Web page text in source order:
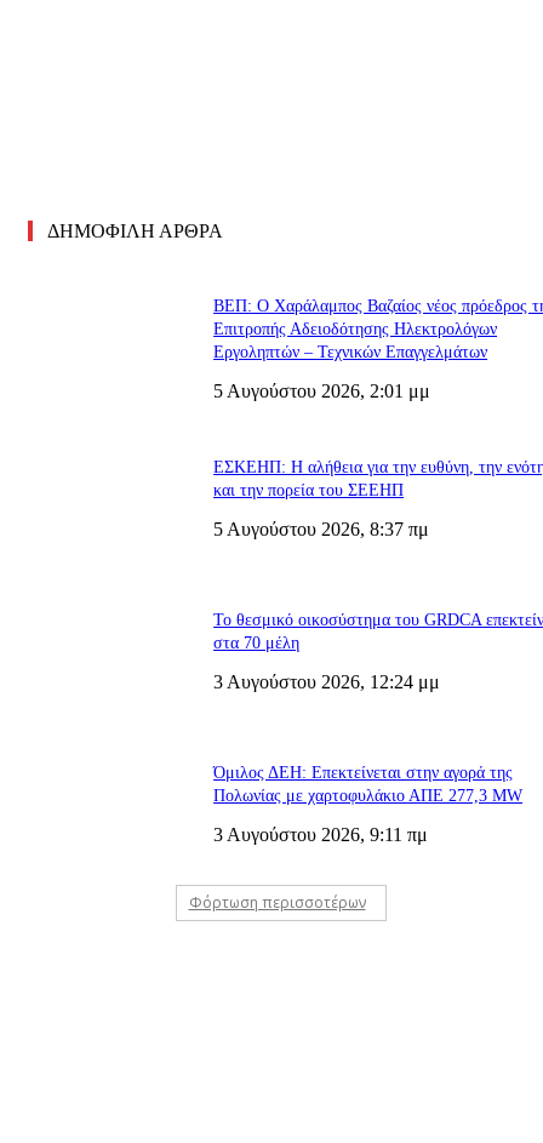
ΔΗΜΟΦΙΛΗ ΑΡΘΡΑ
ΒΕΠ: Ο Χαράλαμπος Βαζαίος νέος πρόεδρος
Επιτροπής Αδειοδότησης Ηλεκτρολόγων
Εργοληπτών – Τεχνικών Επαγγελμάτων
5 Αυγούστου 2026, 2:01 μμ
ΕΣΚΕΗΠ: Η αλήθεια για την ευθύνη, την
και την πορεία του ΣΕΕΗΠ
5 Αυγούστου 2026, 8:37 πμ
Το θεσμικό οικοσύστημα του GRDCA
στα 70 μέλη
3 Αυγούστου 2026, 12:24 μμ
Όμιλος ΔΕΗ: Επεκτείνεται στην αγορά της
Πολωνίας με χαρτοφυλάκιο ΑΠΕ 277,3 MW
3 Αυγούστου 2026, 9:11 πμ
Φόρτωση περισσοτέρων